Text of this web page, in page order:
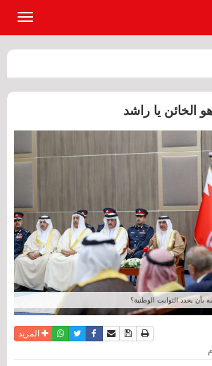
الخائن يا راشد
بأن يحدد الثوابت الوطنية؟
نسخة للطباعة
حفظ الموضوع
أرسل الى صديق
فيسبوكتويترواتسابالمزيد